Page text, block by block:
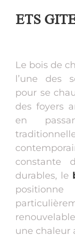
ETS
Le bois de
l’une des
pour se
des foyers
en
constante
durables, le
une chaleur